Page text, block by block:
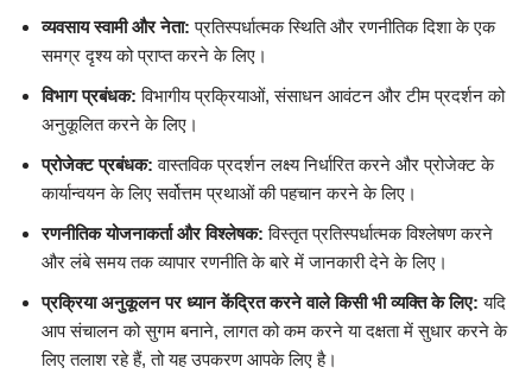
व्यवसाय स्वामी और नेता: प्रतिस्पर्धात्मक स्थिति और रणनीतिक दिशा के एक
समग्र दृश्य को प्राप्त करने के लिए।
विभाग प्रबंधक: विभागीय प्रक्रियाओं, संसाधन आवंटन और टीम प्रदर्शन को
अनुकूलित करने के लिए।
प्रोजेक्ट प्रबंधक: वास्तविक प्रदर्शन लक्ष्य निर्धारित करने और प्रोजेक्ट के
कार्यान्वयन के लिए सर्वोत्तम प्रथाओं की पहचान करने के लिए।
रणनीतिक योजनाकर्ता और विश्लेषक: विस्तृत प्रतिस्पर्धात्मक विश्लेषण करने
और लंबे समय तक व्यापार रणनीति के बारे में जानकारी देने के लिए।
प्रक्रिया अनुकूलन पर ध्यान केंद्रित करने वाले किसी भी व्यक्ति के लिए: यदि
आप संचालन को सुगम बनाने, लागत को कम करने या दक्षता में सुधार करने के
लिए तलाश रहे हैं, तो यह उपकरण आपके लिए है।